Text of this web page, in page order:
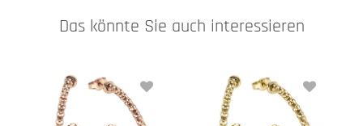
Das könnte Sie auch interessieren